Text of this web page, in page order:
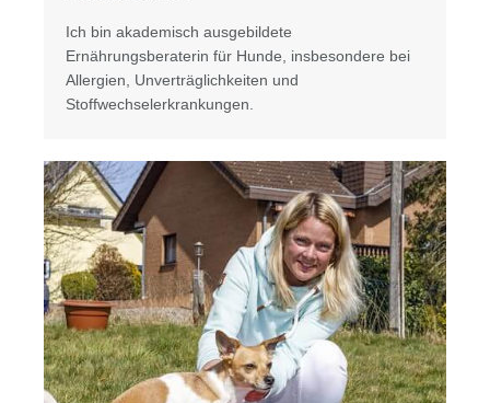
Ich bin akademisch ausgebildete
Ernährungsberaterin für Hunde, insbesondere bei
Allergien, Unverträglichkeiten und
Stoffwechselerkrankungen.